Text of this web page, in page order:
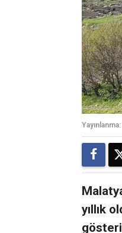
Yayınlanma:
yıllık